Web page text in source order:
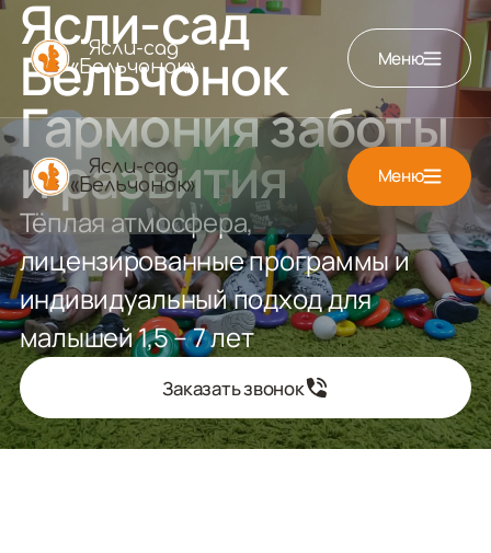
Ясли-сад
«Бельчонок»
Меню
Ясли-сад
«Бельчонок»
Меню
Ясли-сад
Бельчонок
Гармония заботы
и развития
Тёплая атмосфера,
лицензированные программы и
индивидуальный подход для
малышей 1,5 – 7 лет
Заказать звонок